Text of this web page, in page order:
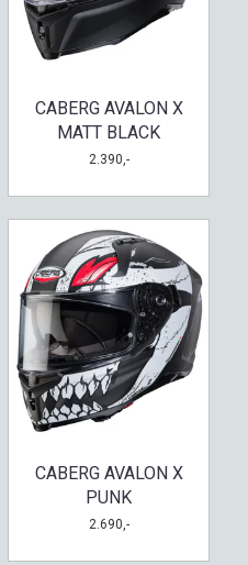
CABERG AVALON X
MATT BLACK
2.390,-
CABERG AVALON X
PUNK
2.690,-